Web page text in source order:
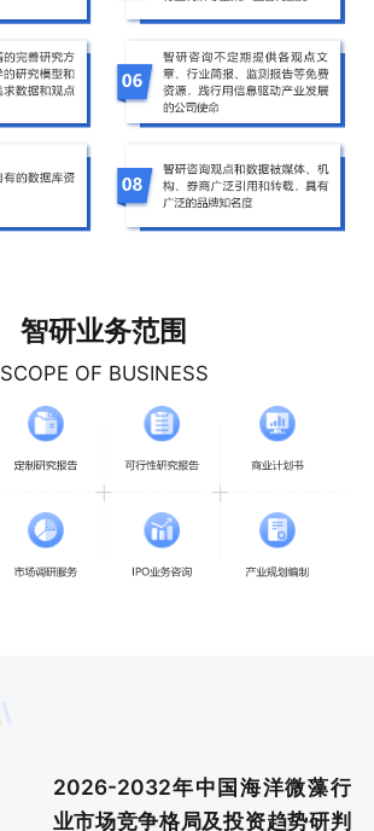
智研业务范围
SCOPE OF BUSINESS
2026-2032年中国海洋微藻行
业市场竞争格局及投资趋势研判